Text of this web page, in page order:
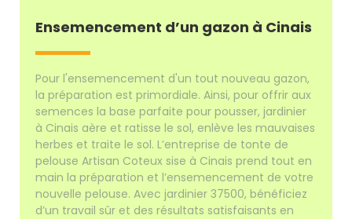
Ensemencement d’un gazon à Cinais
Pour l'ensemencement d'un tout nouveau gazon,
la préparation est primordiale. Ainsi, pour offrir aux
semences la base parfaite pour pousser, jardinier
à Cinais aère et ratisse le sol, enlève les mauvaises
herbes et traite le sol. L’entreprise de tonte de
pelouse Artisan Coteux sise à Cinais prend tout en
main la préparation et l’ensemencement de votre
nouvelle pelouse. Avec jardinier 37500, bénéficiez
d’un travail sûr et des résultats satisfaisants en